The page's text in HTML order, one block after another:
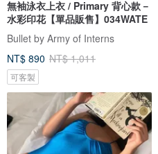
無袖泳衣上衣 / Primary 背心款－
水彩印花【單品販售】034WATE
Bullet by Army of Interns
NT$ 890 NT$ 1,011
可客製